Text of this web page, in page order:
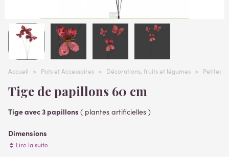
Accueil > Pots et Accessoires > Décorations, fruits et légumes > Petites
Tige de papillons 60 cm
Tige avec 3 papillons ( plantes artificielles )
Dimensions
hauteur totale 60 cm dont pic 26 cm
Lire la suite